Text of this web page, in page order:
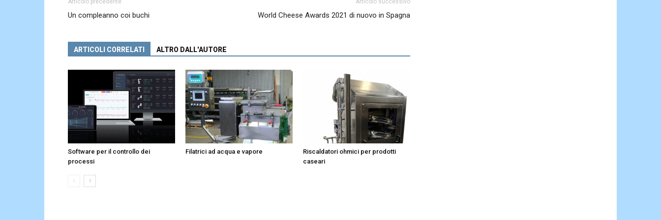
Articolo precedente
Un compleanno coi buchi
Articolo successivo
World Cheese Awards 2021 di nuovo in Spagna
ARTICOLI CORRELATI ALTRO DALL'AUTORE
Software per il controllo dei
processi
Filatrici ad acqua e vapore
Riscaldatori ohmici per prodotti
caseari